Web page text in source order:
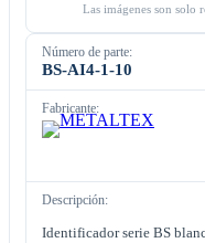
Las imágenes son solo
Número de parte:
BS-AI4-1-10
Fabricante:
Descripción:
Identificador serie BS